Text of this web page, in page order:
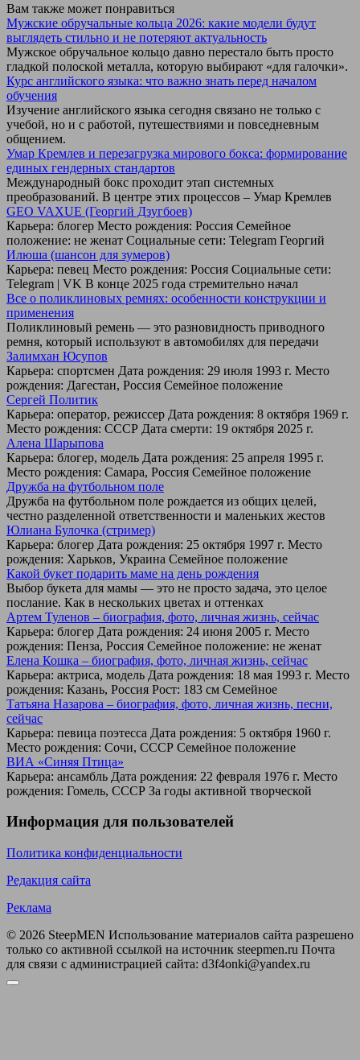
Вам также может понравиться
Мужские обручальные кольца 2026: какие модели будут
выглядеть стильно и не потеряют актуальность
Мужское обручальное кольцо давно перестало быть просто
гладкой полоской металла, которую выбирают «для галочки».
Курс английского языка: что важно знать перед началом
обучения
Изучение английского языка сегодня связано не только с
учебой, но и с работой, путешествиями и повседневным
общением.
Умар Кремлев и перезагрузка мирового бокса: формирование
единых гендерных стандартов
Международный бокс проходит этап системных
преобразований. В центре этих процессов – Умар Кремлев
GEO VAXUE (Георгий Дзугбоев)
Карьера: блогер Место рождения: Россия Семейное
положение: не женат Социальные сети: Telegram Георгий
Илюша (шансон для зумеров)
Карьера: певец Место рождения: Россия Социальные сети:
Telegram | VK В конце 2025 года стремительно начал
Все о поликлиновых ремнях: особенности конструкции и
применения
Поликлиновый ремень — это разновидность приводного
ремня, который используют в автомобилях для передачи
Залимхан Юсупов
Карьера: спортсмен Дата рождения: 29 июля 1993 г. Место
рождения: Дагестан, Россия Семейное положение
Сергей Политик
Карьера: оператор, режиссер Дата рождения: 8 октября 1969 г.
Место рождения: СССР Дата смерти: 19 октября 2025 г.
Алена Шарыпова
Карьера: блогер, модель Дата рождения: 25 апреля 1995 г.
Место рождения: Самара, Россия Семейное положение
Дружба на футбольном поле
Дружба на футбольном поле рождается из общих целей,
честно разделенной ответственности и маленьких жестов
Юлиана Булочка (стример)
Карьера: блогер Дата рождения: 25 октября 1997 г. Место
рождения: Харьков, Украина Семейное положение
Какой букет подарить маме на день рождения
Выбор букета для мамы — это не просто задача, это целое
послание. Как в нескольких цветах и оттенках
Артем Туленов – биография, фото, личная жизнь, сейчас
Карьера: блогер Дата рождения: 24 июня 2005 г. Место
рождения: Пенза, Россия Семейное положение: не женат
Елена Кошка – биография, фото, личная жизнь, сейчас
Карьера: актриса, модель Дата рождения: 18 мая 1993 г. Место
рождения: Казань, Россия Рост: 183 см Семейное
Татьяна Назарова – биография, фото, личная жизнь, песни,
сейчас
Карьера: певица поэтесса Дата рождения: 5 октября 1960 г.
Место рождения: Сочи, СССР Семейное положение
ВИА «Синяя Птица»
Карьера: ансамбль Дата рождения: 22 февраля 1976 г. Место
рождения: Гомель, СССР За годы активной творческой
Информация для пользователей
Политика конфиденциальности
Редакция сайта
Реклама
© 2026 SteepMEN Использование материалов сайта разрешено
только со активной ссылкой на источник steepmen.ru Почта
для связи с администрацией сайта: d3f4onki@yandex.ru